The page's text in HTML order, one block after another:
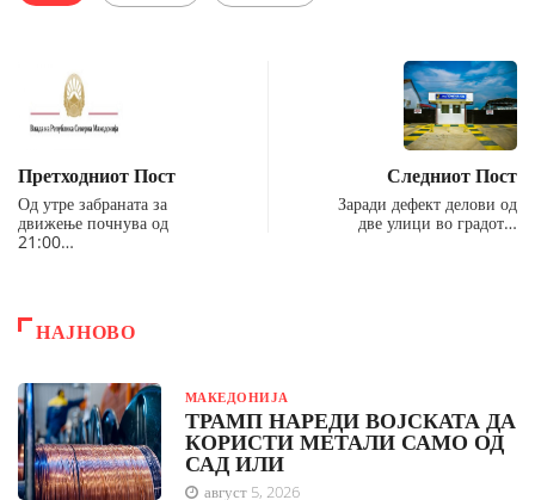
Претходниот Пост
Од утре забраната за
движење почнува од
21:00…
Следниот Пост
Заради дефект делови од
две улици во градот…
НАЈНОВО
МАКЕДОНИЈА
ТРАМП НАРЕДИ ВОЈСКАТА ДА
КОРИСТИ МЕТАЛИ САМО ОД
САД ИЛИ
август 5, 2026